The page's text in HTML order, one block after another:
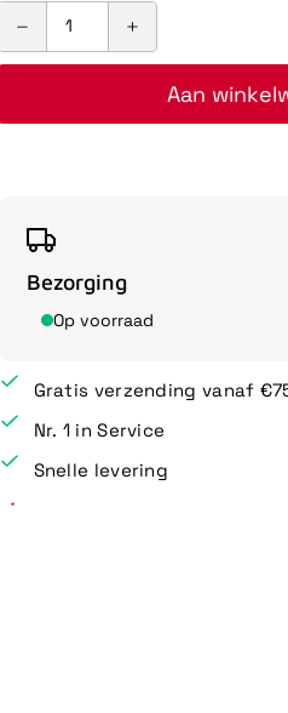
Aan
Bezorging
Op voorraad
Gratis verzending vanaf
Nr. 1 in Service
Snelle levering